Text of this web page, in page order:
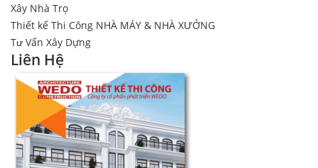
Xây Nhà Trọ
Thiết kế Thi Công NHÀ MÁY & NHÀ XƯỞNG
Tư Vấn Xây Dựng
Liên Hệ